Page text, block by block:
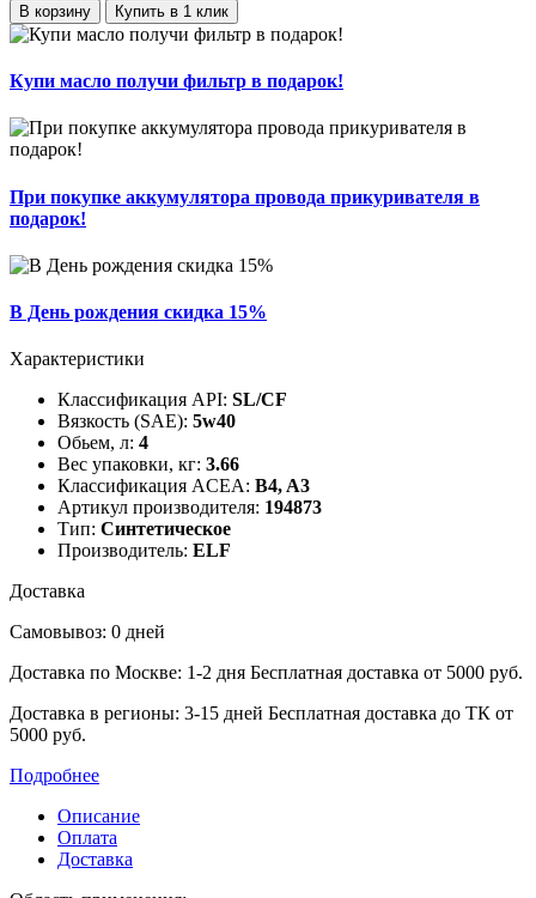
В корзину Купить в 1 клик
Купи масло получи фильтр в подарок!
При покупке аккумулятора провода прикуривателя в
подарок!
В День рождения скидка 15%
Характеристики
Классификация API: SL/CF
Вязкость (SAE): 5w40
Обьем, л: 4
Вес упаковки, кг: 3.66
Классификация ACEA: B4, A3
Артикул производителя: 194873
Тип: Cинтетическое
Производитель: ELF
Доставка
Самовывоз: 0 дней
Доставка по Москве: 1-2 дня Бесплатная доставка от 5000 руб.
Доставка в регионы: 3-15 дней Бесплатная доставка до ТК от
5000 руб.
Подробнее
Описание
Оплата
Доставка